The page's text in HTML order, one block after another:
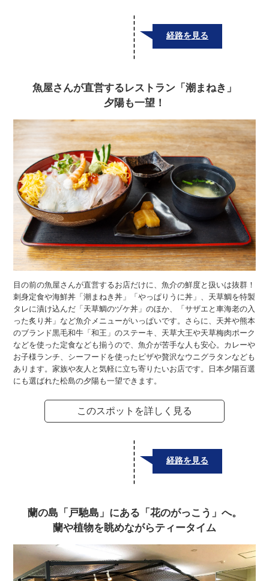
経路を見る
魚屋さんが直営するレストラン「潮まねき」
夕陽も一望！
目の前の魚屋さんが直営するお店だけに、魚介の鮮度と扱いは抜群！
刺身定食や海鮮丼「潮まねき丼」「やっぱりうに丼」、天草鯛を特製
タレに漬け込んだ「天草鯛のヅケ丼」のほか、「サザエと車海老の入
った炙り丼」など魚介メニューがいっぱいです。さらに、天丼や熊本
のブランド黒毛和牛「和王」のステーキ、天草大王や天草梅肉ポーク
などを使った定食なども揃うので、魚介が苦手な人も安心。カレーや
お子様ランチ、シーフードを使ったピザや贅沢なウニグラタンなども
あります。家族や友人と気軽に立ち寄りたいお店です。日本夕陽百選
にも選ばれた松島の夕陽も一望できます。
このスポットを詳しく見る
経路を見る
蘭の島「戸馳島」にある「花のがっこう」へ。
蘭や植物を眺めながらティータイム